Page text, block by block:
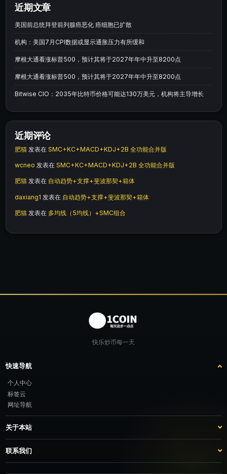
近期文章
美国前总统拜登前列腺癌恶化 癌细胞已扩散
机构：美国7月CPI数据或显示通胀压力有所缓和
摩根大通看涨标普500，预计其将于2027年年中升至8200点
摩根大通看涨标普500，预计其将于2027年年中升至8200点
Bitwise CIO：2035年比特币价格可能达130万美元，机构将主导增长
近期评论
肥猫 发表在 SMC+KC+MACD+KDJ+2B 全功能合并版
wcneo 发表在 SMC+KC+MACD+KDJ+2B 全功能合并版
肥猫 发表在 自动趋势+支撑+斐波那契+箱体
daxiang1 发表在 自动趋势+支撑+斐波那契+箱体
肥猫 发表在 多均线（5均线）+SMC组合
快乐炒币每一天
快速导航
个人中心
标签云
网址导航
关于本站
站点介绍
客服咨询
推广计划
联系我们
TG：@feimao2024 QQ：3261605442 微信：moto001com 新浪微博：三